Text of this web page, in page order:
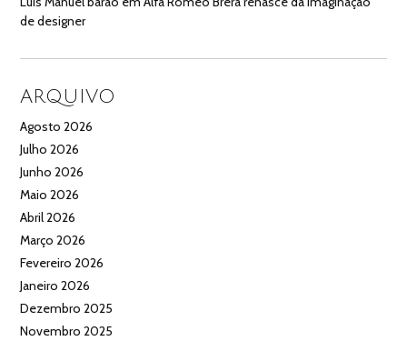
de designer
ARQUIVO
Agosto 2026
Julho 2026
Junho 2026
Maio 2026
Abril 2026
Março 2026
Fevereiro 2026
Janeiro 2026
Dezembro 2025
Novembro 2025